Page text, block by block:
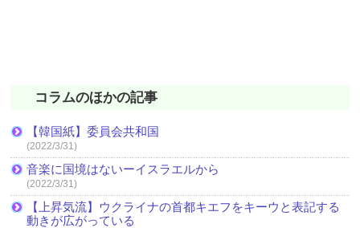
コラムのほかの記事
【韓国紙】委員会共和国
(2022/3/31)
音楽に国境はないーイスラエルから
(2022/3/31)
【上昇気流】ウクライナの首都キエフをキーウと表記する
動きが広がっている